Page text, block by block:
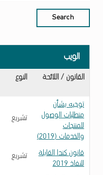
الويب
الويب
القانون / اللائحة النوع
توجيه بشأن
متطلبات الوصول
للمنتجات
والخدمات (2019)
تشريع
قانون كندا القابلة
للنفاذ 2019
تشريع